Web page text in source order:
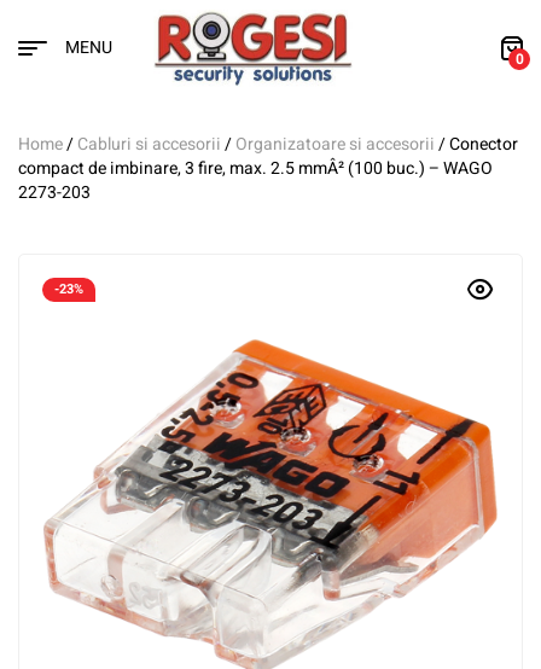
MENU 0
Home/Cabluri si accesorii/Organizatoare si accesorii/ Conector
compact de imbinare, 3 fire, max. 2.5 mmÂ² (100 buc.) – WAGO
2273-203
-23%